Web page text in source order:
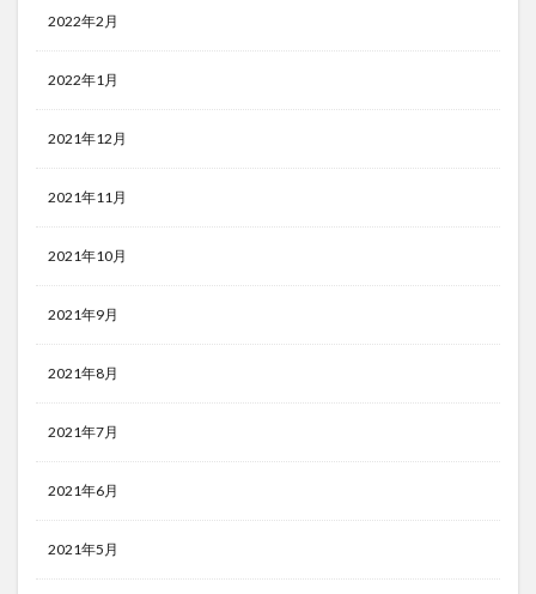
2022年2月
2022年1月
2021年12月
2021年11月
2021年10月
2021年9月
2021年8月
2021年7月
2021年6月
2021年5月